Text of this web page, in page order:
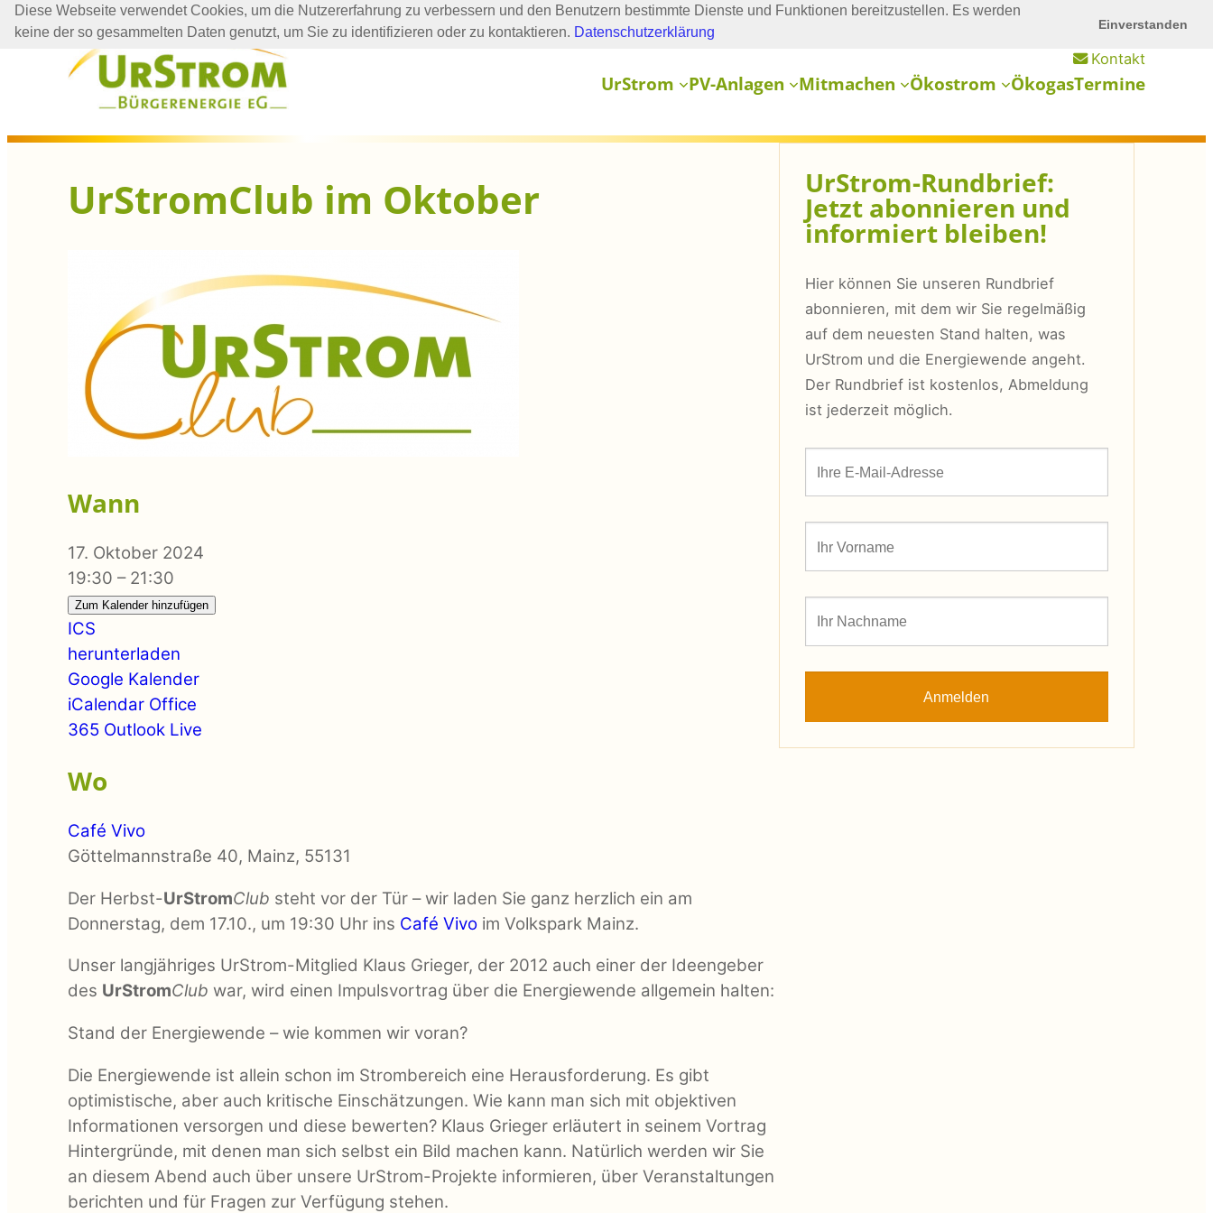
Zum
Inhalt
springen
Kontakt
UrStrom PV-Anlagen Mitmachen Ökostrom ÖkogasTermine
UrStromClub im Oktober
Wann
17. Oktober 2024
19:30 – 21:30
Zum Kalender hinzufügen
ICS
herunterladen
Google Kalender
iCalendar Office
365 Outlook Live
Wo
Café Vivo
Göttelmannstraße 40, Mainz, 55131
Der Herbst-UrStromClub steht vor der Tür – wir laden Sie ganz herzlich ein am
Donnerstag, dem 17.10., um 19:30 Uhr ins Café Vivo im Volkspark Mainz.
Unser langjähriges UrStrom-Mitglied Klaus Grieger, der 2012 auch einer der Ideengeber
des UrStromClub war, wird einen Impulsvortrag über die Energiewende allgemein halten:
Stand der Energiewende – wie kommen wir voran?
Die Energiewende ist allein schon im Strombereich eine Herausforderung. Es gibt
optimistische, aber auch kritische Einschätzungen. Wie kann man sich mit objektiven
Informationen versorgen und diese bewerten? Klaus Grieger erläutert in seinem Vortrag
Hintergründe, mit denen man sich selbst ein Bild machen kann. Natürlich werden wir Sie
an diesem Abend auch über unsere UrStrom-Projekte informieren, über Veranstaltungen
berichten und für Fragen zur Verfügung stehen.
UrStrom-Rundbrief:
Jetzt abonnieren und
informiert bleiben!
Hier können Sie unseren Rundbrief
abonnieren, mit dem wir Sie regelmäßig
auf dem neuesten Stand halten, was
UrStrom und die Energiewende angeht.
Der Rundbrief ist kostenlos, Abmeldung
ist jederzeit möglich.
Diese Webseite verwendet Cookies, um die Nutzererfahrung zu verbessern und den Benutzern bestimmte Dienste und Funktionen bereitzustellen. Es werden
keine der so gesammelten Daten genutzt, um Sie zu identifizieren oder zu kontaktieren. Datenschutzerklärung Einverstanden